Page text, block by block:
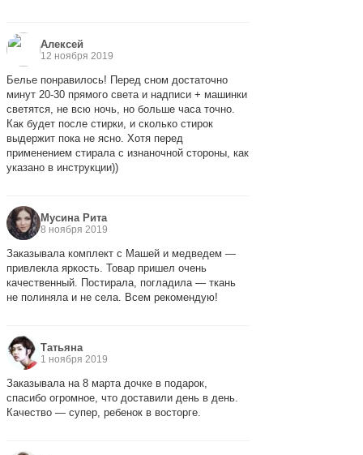
Алексей
12 ноября 2019
Белье понравилось! Перед сном достаточно
минут 20-30 прямого света и надписи + машинки
светятся, не всю ночь, но больше часа точно.
Как будет после стирки, и сколько стирок
выдержит пока не ясно. Хотя перед
применением стирала с изнаночной стороны, как
указано в инструкции))
Мусина Рита
8 ноября 2019
Заказывала комплект с Машей и медведем —
привлекла яркость. Товар пришел очень
качественный. Постирала, погладила — ткань
не полиняла и не села. Всем рекомендую!
Татьяна
1 ноября 2019
Заказывала на 8 марта дочке в подарок,
спасибо огромное, что доставили день в день.
Качество — супер, ребенок в восторге.